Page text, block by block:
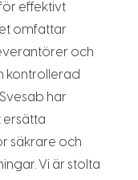
effektivt
omfattar
och
kontrollerad
har
ersätta
säkrare och
Vi är stolta